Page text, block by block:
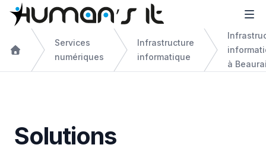
Services
numériques
Infrastructure
informatique
à
Solutions